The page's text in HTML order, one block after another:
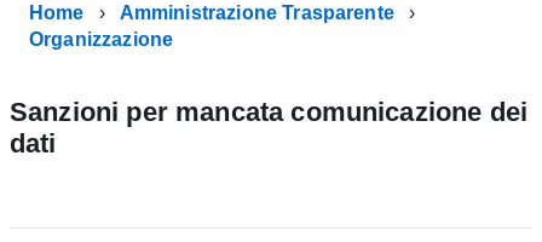
Home
Amministrazione Trasparente
Organizzazione
Sanzioni per mancata comunicazione dei
dati